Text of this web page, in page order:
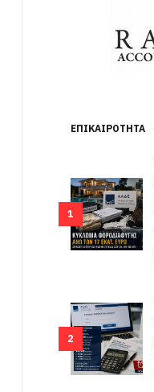
ΕΠΙΚΑΙΡΌΤΗΤΑ
1
2